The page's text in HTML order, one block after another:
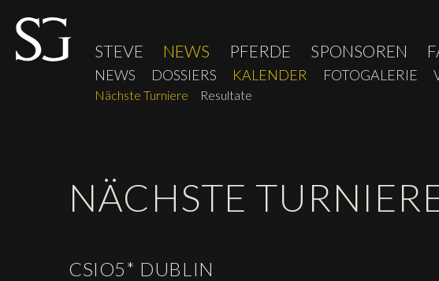
STEVE NEWS PFERDE SPONSOREN
NEWS DOSSIERS KALENDER
Nächste Turniere Resultate
FOTOGALERIE
NÄCHSTE
CSIO5* DUBLIN